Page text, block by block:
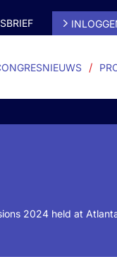
2024 held at